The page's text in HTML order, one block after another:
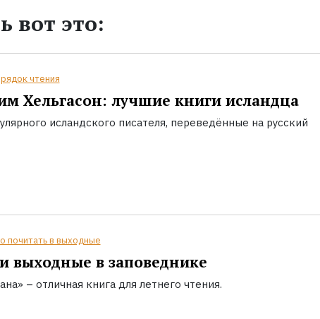
вот это:
чтения
Хельгасон: лучшие книги исландца
исландского писателя, переведённые на русский
почитать в выходные
выходные в заповеднике
– отличная книга для летнего чтения.